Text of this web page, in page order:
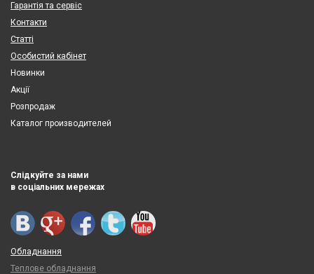
Гарантія та сервіс
Контакти
Статті
Особистий кабінет
Новинки
Акції
Розпродаж
Каталог производителей
Слідкуйте за нами
в соціальних мережах
Обладнання
Теплове обладнання